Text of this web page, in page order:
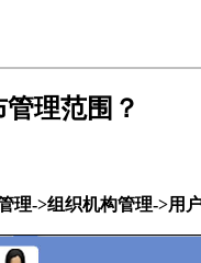
理范围？
理->组织机构管理->用